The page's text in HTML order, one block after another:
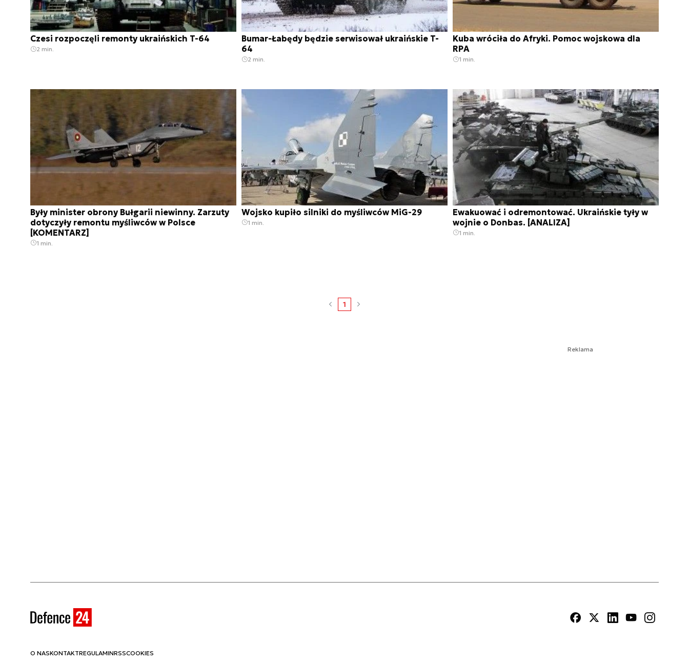
Czesi rozpoczęli remonty ukraińskich T-64
2 min.
Bumar-Łabędy będzie serwisował ukraińskie T-
64
2 min.
Kuba wróciła do Afryki. Pomoc wojskowa dla
RPA
1 min.
Były minister obrony Bułgarii niewinny. Zarzuty
dotyczyły remontu myśliwców w Polsce
[KOMENTARZ]
1 min.
Wojsko kupiło silniki do myśliwców MiG-29
1 min.
Ewakuować i odremontować. Ukraińskie tyły w
wojnie o Donbas. [ANALIZA]
1 min.
1
Reklama
O NASKONTAKTREGULAMINRSSCOOKIES